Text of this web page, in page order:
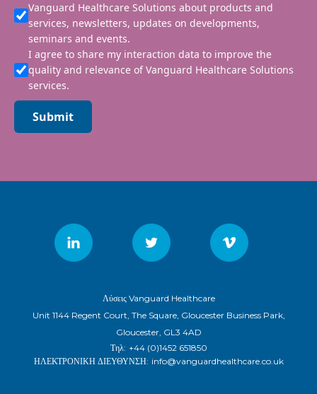
Vanguard Healthcare Solutions about products and
services, newsletters, updates on developments,
seminars and events.
I agree to share my interaction data to improve the
quality and relevance of Vanguard Healthcare Solutions
services.
Submit
Λύσεις Vanguard Healthcare
Unit 1144 Regent Court, The Square, Gloucester Business Park,
Gloucester, GL3 4AD
Τηλ: +44 (0)1452 651850
ΗΛΕΚΤΡΟΝΙΚΗ ΔΙΕΥΘΥΝΣΗ: info@vanguardhealthcare.co.uk